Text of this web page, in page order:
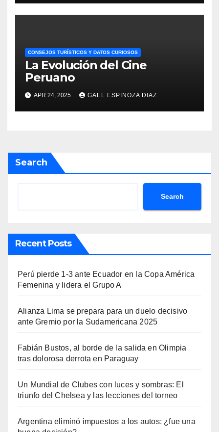
CONSEJOS TURÍSTICOS Y DATOS CURIOSOS
La Evolución del Cine
Peruano
APR 24, 2025 GAEL ESPINOZA DIAZ
Search
Search
Recent Posts
Perú pierde 1-3 ante Ecuador en la Copa América
Femenina y lidera el Grupo A
Alianza Lima se prepara para un duelo decisivo
ante Gremio por la Sudamericana 2025
Fabián Bustos, al borde de la salida en Olimpia
tras dolorosa derrota en Paraguay
Un Mundial de Clubes con luces y sombras: El
triunfo del Chelsea y las lecciones del torneo
Argentina eliminó impuestos a los autos: ¿fue una